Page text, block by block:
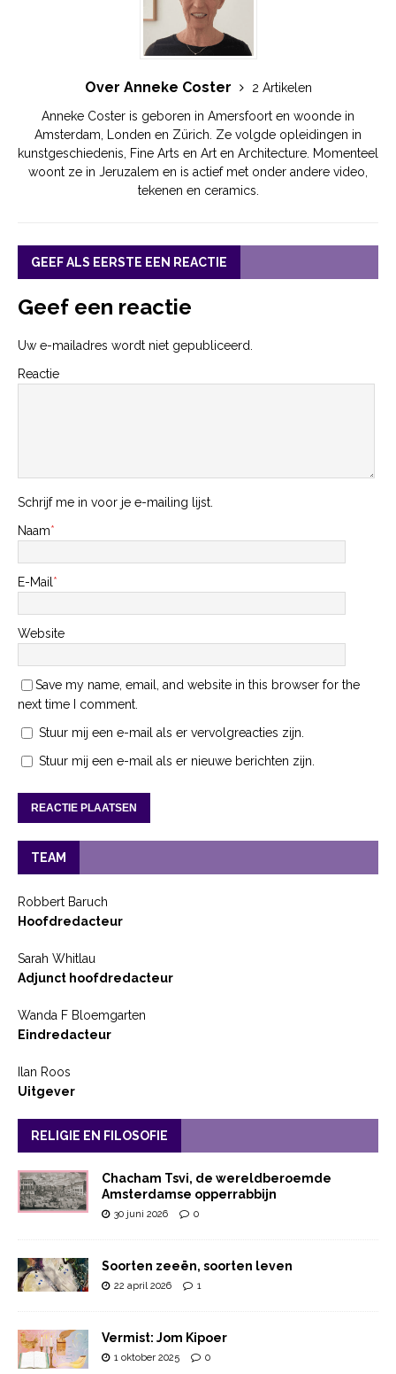
Over Anneke Coster
2 Artikelen
Anneke Coster is geboren in Amersfoort en woonde in
Amsterdam, Londen en Zürich. Ze volgde opleidingen in
kunstgeschiedenis, Fine Arts en Art en Architecture. Momenteel
woont ze in Jeruzalem en is actief met onder andere video,
tekenen en ceramics.
GEEF ALS EERSTE EEN REACTIE
Geef een reactie
Uw e-mailadres wordt niet gepubliceerd.
Reactie
Schrijf me in voor je e-mailing lijst.
Naam*
E-Mail*
Website
Save my name, email, and website in this browser for the
next time I comment.
Stuur mij een e-mail als er vervolgreacties zijn.
Stuur mij een e-mail als er nieuwe berichten zijn.
TEAM
Robbert Baruch
Hoofdredacteur
Sarah Whitlau
Adjunct hoofdredacteur
Wanda F Bloemgarten
Eindredacteur
Ilan Roos
Uitgever
RELIGIE EN FILOSOFIE
Chacham Tsvi, de wereldberoemde
Amsterdamse opperrabbijn
30 juni 2026 0
Soorten zeeën, soorten leven
22 april 2026 1
Vermist: Jom Kipoer
1 oktober 2025 0